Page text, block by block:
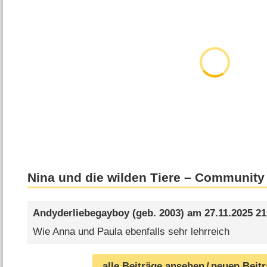
Nina und die wilden Tiere – Community
Andyderliebegayboy (geb. 2003) am 27.11.2025
Wie Anna und Paula ebenfalls sehr lehrreich